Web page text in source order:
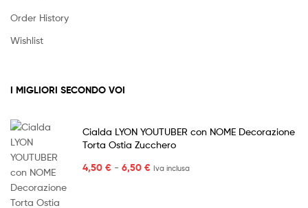
Order History
Wishlist
I MIGLIORI SECONDO VOI
Cialda LYON YOUTUBER con NOME Decorazione
Torta Ostia Zucchero
4,50 € - 6,50 € Fascia
Iva inclusa